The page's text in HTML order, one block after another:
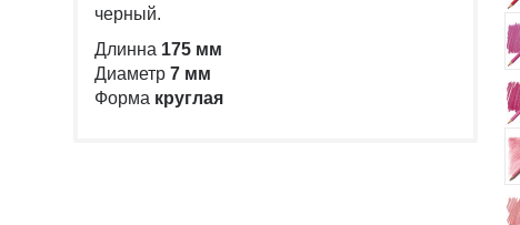
черный.
Длинна 175 мм
Диаметр 7 мм
Форма круглая